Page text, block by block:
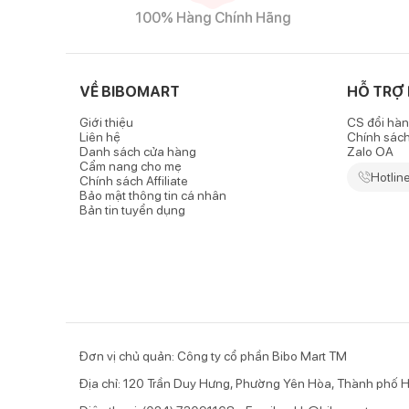
Đặc điểm nổi bật của sản phẩm
bằng máy giặt mà không sợ trang phục bị co rút, sổ
- Chất liệu thoáng mát, thấm hút tốt nên không làm
Thiết kế đơn giản, phom dáng năng động
- Quần có thiết kế basic nhưng không đơn điệu vì
Tính ứng dụng cao, dễ phối đồ
Nhờ thiết kế tối giản cùng màu vải trắng sáng, chiếc
100% Hàng Chính Hãng
VỀ BIBOMART
Giới thiệu
Liên hệ
Danh sách cửa hàng
Cẩm nang cho mẹ
Chính sách Affiliate
Bảo mật thông tin cá nhân
Bản tin tuyển dụng
HỖ TRỢ
CS đổi
Chính
Zalo OA
Đơn vị chủ quản: Công ty cổ phần Bibo Mart TM
Địa chỉ: 120 Trần Duy Hưng, Phường Yên Hòa, Thành phố